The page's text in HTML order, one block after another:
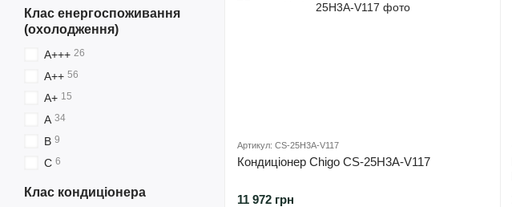
Артикул: CS-25H3A-V117
Кондиціонер Chigo CS-25H3A-V117
11 972 грн
Клас енергоспоживання
(охолодження)
A+++ 26
A++ 56
A+ 15
A 34
B 9
C 6
Клас кондиціонера